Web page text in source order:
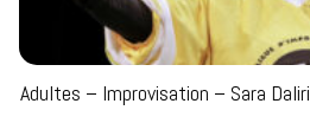
Adultes – Improvisation – Sara Daliri